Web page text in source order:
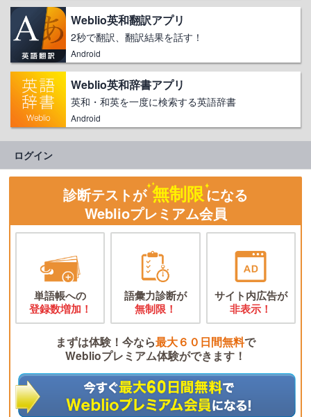
Weblio英和翻訳アプリ
2秒で翻訳、翻訳結果を話す！
Android
Weblio英和辞書アプリ
英和・和英を一度に検索する英語辞書
Android
ログイン
診断テストが 無制限になる
Weblioプレミアム会員
単語帳への
登録数増加！
語彙力診断が
無制限！
サイト内広告が
非表示！
まずは体験！今なら最大６０日間無料で
Weblioプレミアム体験ができます！